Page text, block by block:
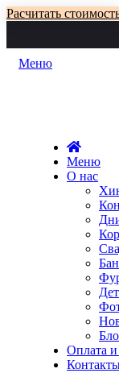
Расчитать
Меню
Меню
О нас
Оплата и